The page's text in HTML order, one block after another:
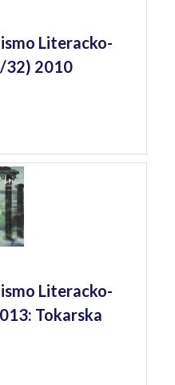
Literacko-
32) 2010
Literacko-
Tokarska